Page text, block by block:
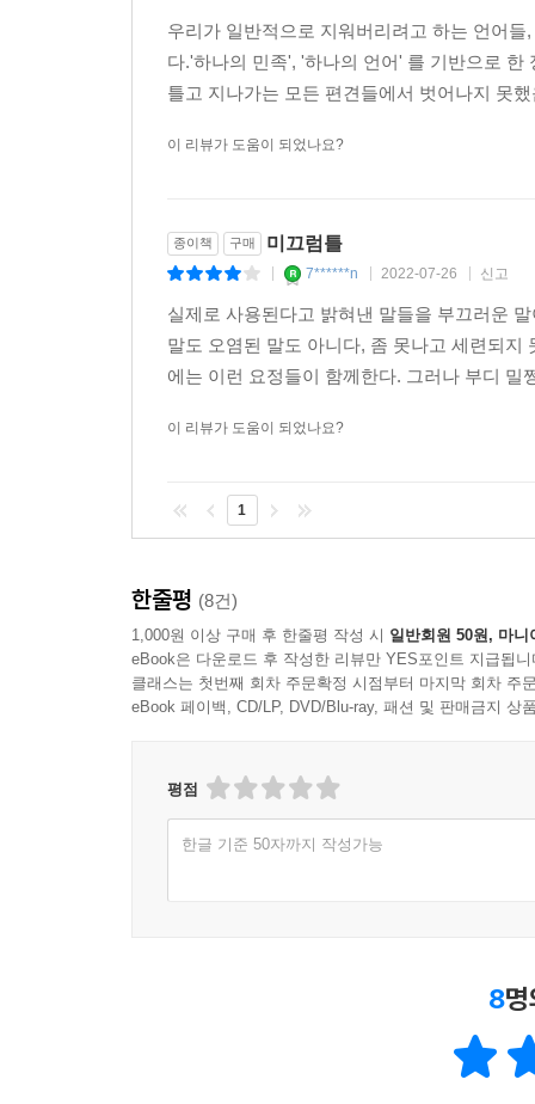
우리가 일반적으로 지워버리려고 하는 언어
다.'하나의 민족', '하나의 언어' 를 기반으로
틀고 지나가는 모든 편견들에서 벗어나지 못
이 리뷰가 도움이 되었나요?
종이책 구매 미끄럼틀
7******n 2022-07-26 신고
실제로 사용된다고 밝혀낸 말들을 부끄러운
말도 오염된 말도 아니다, 좀 못나고 세련되
에는 이런 요정들이 함께한다. 그러나 부디
이 리뷰가 도움이 되었나요?
1
한줄평 (8건)
1,000원 이상 구매 후 한줄평 작성 시 일반회원 50원, 마니
eBook은 다운로드 후 작성한 리뷰만 YES포인트 지급됩니
클래스는 첫번째 회차 주문확정 시점부터 마지막 회차 주
eBook 페이백, CD/LP, DVD/Blu-ray, 패션 및 판매금지 상
평점
한글 기준 50자까지 작성가능
8